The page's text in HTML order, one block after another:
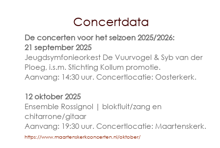
Concertdata
De concerten voor het seizoen 2025/2026:
21 september 2025
Jeugdsymfonieorkest De Vuurvogel & Syb van der
Ploeg, i.s.m. Stichting Kollum promotie.
Aanvang: 14:30 uur. Concertlocatie: Oosterkerk.
12 oktober 2025
Ensemble Rossignol | blokfluit/zang en
chitarrone/gitaar
Aanvang: 19:30 uur. Concertlocatie: Maartenskerk.
https://www.maartenskerkconcerten.nl/oktober/